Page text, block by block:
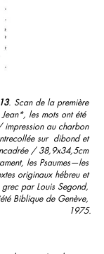
. Scan de la première
les mots ont été
impression au charbon
sur  dibond et
/ 38,9x34,5cm
les Psaumes—les
originaux hébreu et
grec par Louis Segond,
Biblique de Genève,
1975.